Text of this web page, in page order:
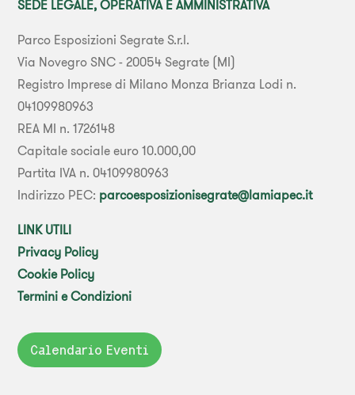
SEDE LEGALE, OPERATIVA E AMMINISTRATIVA
Parco Esposizioni Segrate S.r.l.
Via Novegro SNC - 20054 Segrate (MI)
Registro Imprese di Milano Monza Brianza Lodi n.
04109980963
REA MI n. 1726148
Capitale sociale euro 10.000,00
Partita IVA n. 04109980963
Indirizzo PEC: parcoesposizionisegrate@lamiapec.it
LINK UTILI
Privacy Policy
Cookie Policy
Termini e Condizioni
Calendario Eventi